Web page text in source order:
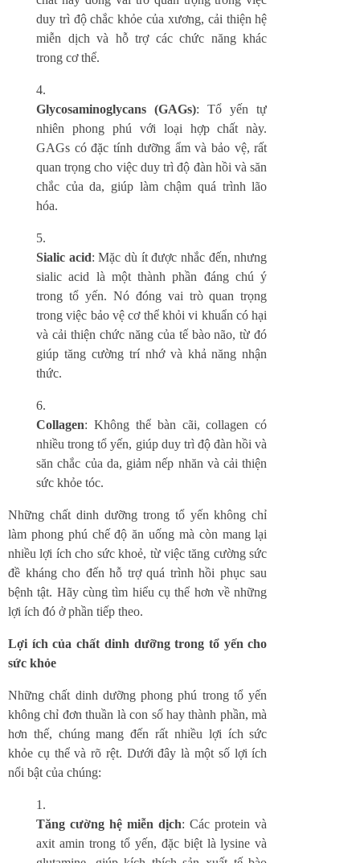
duy trì độ chắc khỏe của xương, cải thiện hệ
miễn dịch và hỗ trợ các chức năng khác
trong cơ thể.
Glycosaminoglycans (GAGs): Tổ yến tự
nhiên phong phú với loại hợp chất này.
GAGs có đặc tính dưỡng ẩm và bảo vệ, rất
quan trọng cho việc duy trì độ đàn hồi và săn
chắc của da, giúp làm chậm quá trình lão
hóa.
Sialic acid: Mặc dù ít được nhắc đến, nhưng
sialic acid là một thành phần đáng chú ý
trong tổ yến. Nó đóng vai trò quan trọng
trong việc bảo vệ cơ thể khỏi vi khuẩn có hại
và cải thiện chức năng của tế bào não, từ đó
giúp tăng cường trí nhớ và khả năng nhận
thức.
Collagen: Không thể bàn cãi, collagen có
nhiều trong tổ yến, giúp duy trì độ đàn hồi và
săn chắc của da, giảm nếp nhăn và cải thiện
sức khỏe tóc.
Những chất dinh dưỡng trong tổ yến không chỉ
làm phong phú chế độ ăn uống mà còn mang lại
nhiều lợi ích cho sức khoẻ, từ việc tăng cường sức
đề kháng cho đến hỗ trợ quá trình hồi phục sau
bệnh tật. Hãy cùng tìm hiểu cụ thể hơn về những
lợi ích đó ở phần tiếp theo.
Lợi ích của chất dinh dưỡng trong tổ yến cho
sức khỏe
Những chất dinh dưỡng phong phú trong tổ yến
không chỉ đơn thuần là con số hay thành phần, mà
hơn thế, chúng mang đến rất nhiều lợi ích sức
khỏe cụ thể và rõ rệt. Dưới đây là một số lợi ích
nổi bật của chúng:
Tăng cường hệ miễn dịch: Các protein và
axit amin trong tổ yến, đặc biệt là lysine và